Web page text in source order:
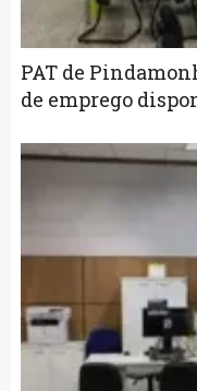
PAT de
de emprego